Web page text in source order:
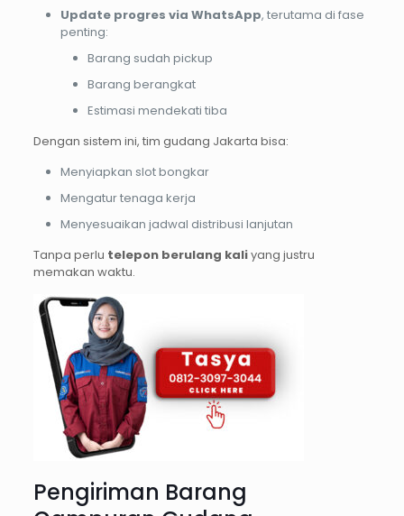
Update progres via WhatsApp, terutama di fase
penting:
Barang sudah pickup
Barang berangkat
Estimasi mendekati tiba
Dengan sistem ini, tim gudang Jakarta bisa:
Menyiapkan slot bongkar
Mengatur tenaga kerja
Menyesuaikan jadwal distribusi lanjutan
Tanpa perlu telepon berulang kaliyang justru
memakan waktu.
Pengiriman Barang